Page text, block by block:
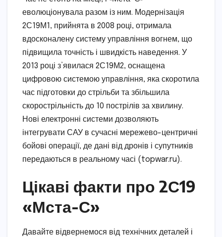
еволюціонувала разом із ним. Модернізація
2С19М1, прийнята в 2008 році, отримала
вдосконалену систему управління вогнем, що
підвищила точність і швидкість наведення. У
2013 році з’явилася 2С19М2, оснащена
цифровою системою управління, яка скоротила
час підготовки до стрільби та збільшила
скорострільність до 10 пострілів за хвилину.
Нові електронні системи дозволяють
інтегрувати САУ в сучасні мережево-центричні
бойові операції, де дані від дронів і супутників
передаються в реальному часі (topwar.ru).
Цікаві факти про 2С19
«Мста-С»
Давайте відвернемося від технічних деталей і